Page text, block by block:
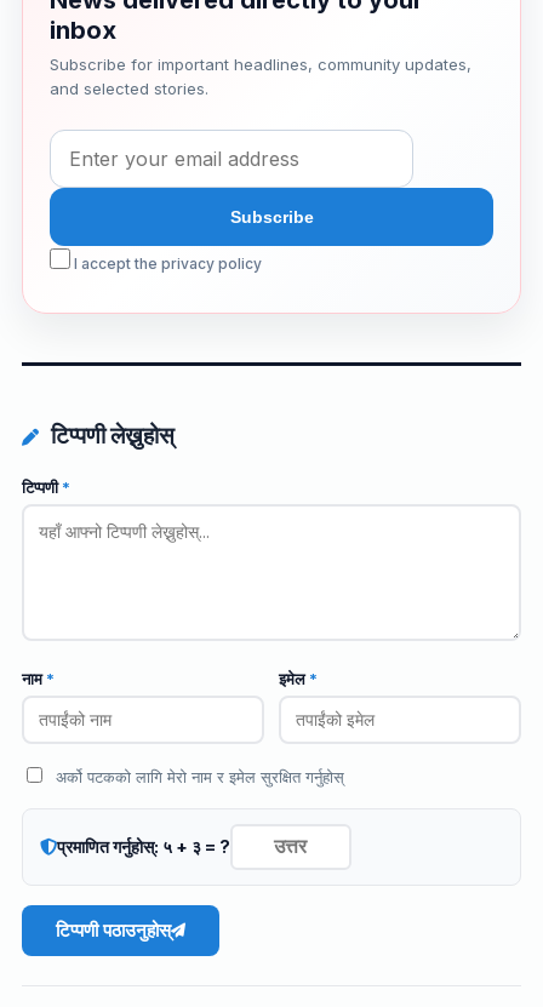
inbox
Subscribe for important headlines, community updates,
and selected stories.
I accept the privacy policy
टिप्पणी लेख्नुहोस्
टिप्पणी*
नाम* इमेल*
अर्को पटकको लागि मेरो नाम र इमेल सुरक्षित गर्नुहोस्
प्रमाणित गर्नुहोस्: ५ + ३ = ?
टिप्पणी पठाउनुहोस्